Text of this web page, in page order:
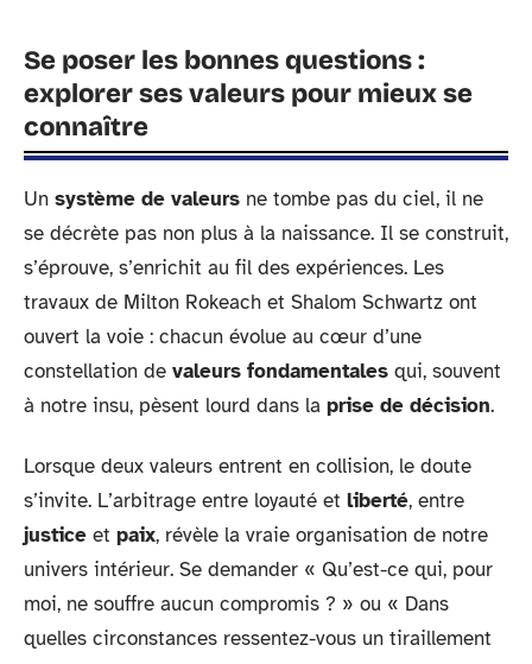
Se poser les bonnes questions :
explorer ses valeurs pour mieux se
connaître
Un système de valeurs ne tombe pas du ciel, il ne
se décrète pas non plus à la naissance. Il se construit,
s’éprouve, s’enrichit au fil des expériences. Les
travaux de Milton Rokeach et Shalom Schwartz ont
ouvert la voie : chacun évolue au cœur d’une
constellation de valeurs fondamentales qui, souvent
à notre insu, pèsent lourd dans la prise de décision.
Lorsque deux valeurs entrent en collision, le doute
s’invite. L’arbitrage entre loyauté et liberté, entre
justice et paix, révèle la vraie organisation de notre
univers intérieur. Se demander « Qu’est-ce qui, pour
moi, ne souffre aucun compromis ? » ou « Dans
quelles circonstances ressentez-vous un tiraillement